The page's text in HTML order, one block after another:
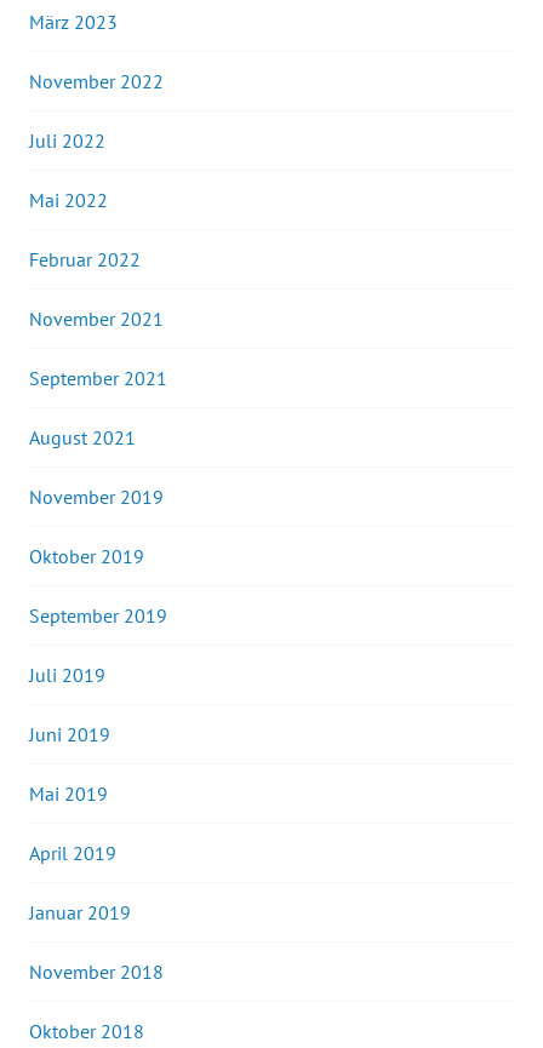
März 2023
November 2022
Juli 2022
Mai 2022
Februar 2022
November 2021
September 2021
August 2021
November 2019
Oktober 2019
September 2019
Juli 2019
Juni 2019
Mai 2019
April 2019
Januar 2019
November 2018
Oktober 2018